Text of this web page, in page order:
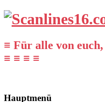
≡ Für alle von
≡ ≡ ≡ ≡
Hauptmenü